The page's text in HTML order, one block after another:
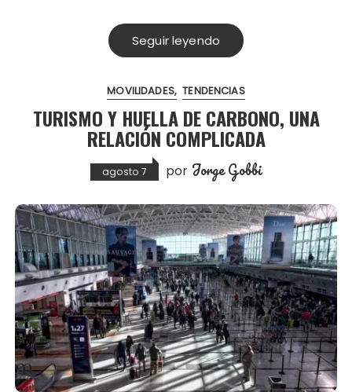
Seguir leyendo
MOVILIDADES TENDENCIAS
TURISMO Y HUELLA DE CARBONO, UNA
RELACIÓN COMPLICADA
agosto 7 por Jorge Gobbi